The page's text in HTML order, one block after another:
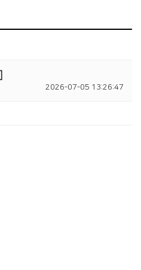
2026-07-05 13:26:47